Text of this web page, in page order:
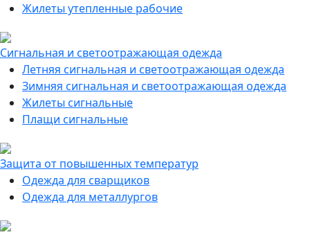
Жилеты утепленные рабочие
Сигнальная и светоотражающая одежда
Летняя сигнальная и светоотражающая одежда
Зимняя сигнальная и светоотражающая одежда
Жилеты сигнальные
Плащи сигнальные
Защита от повышенных температур
Одежда для сварщиков
Одежда для металлургов